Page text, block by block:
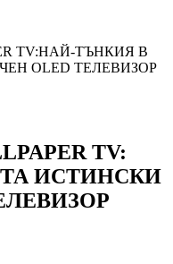
TV: НАЙ-ТЪНКИЯ В
OLED ТЕЛЕВИЗОР
TV:
ИСТИНСКИ